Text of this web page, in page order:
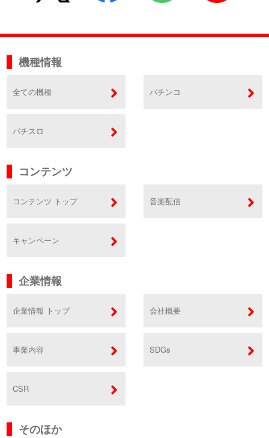
機種情報
全ての機種 パチンコ
パチスロ
コンテンツ
コンテンツ トップ 音楽配信
キャンペーン
企業情報
企業情報 トップ 会社概要
事業内容 SDGs
CSR
そのほか